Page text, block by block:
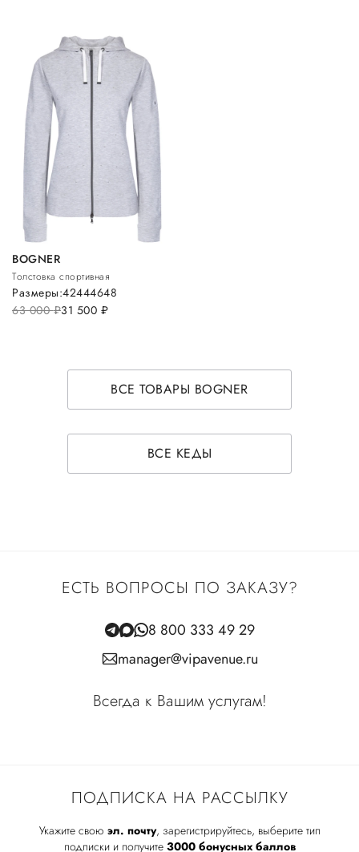
BOGNER
Толстовка спортивная
63 000руб.31 500 руб.
Размеры:42444648
ВСЕ ТОВАРЫ BOGNER
ВСЕ КЕДЫ
ПОДПИСКА НА РАССЫЛКУ
Укажите свою эл. почту, зарегистрируйтесь, выберите тип
подписки и получите 3000 бонусных баллов
ЕСТЬ ВОПРОСЫ ПО ЗАКАЗУ?
8 800 333 49 29
manager@vipavenue.ru
Всегда к Вашим услугам!